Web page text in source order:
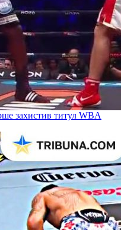
захистив титул WBA